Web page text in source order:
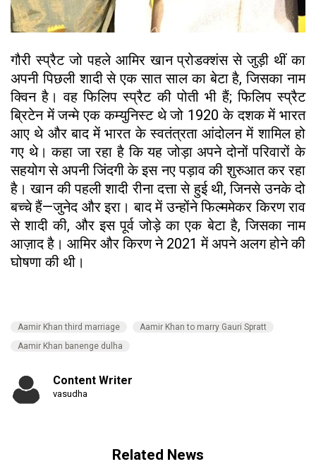
गौरी स्प्रैट जो पहले आमिर खान प्रोडक्शंस से जुड़ी थीं का
अपनी पिछली शादी से एक सात साल का बेटा है, जिसका नाम
क्विन है। वह फिलिप स्प्रैट की पोती भी हैं; फिलिप स्प्रैट
ब्रिटेन में जन्मे एक कम्युनिस्ट थे जो 1920 के दशक में भारत
आए थे और बाद में भारत के स्वतंत्रता आंदोलन में शामिल हो
गए थे। कहा जा रहा है कि यह जोड़ा अपने दोनों परिवारों के
सहयोग से अपनी जिंदगी के इस नए पड़ाव की शुरुआत कर रहा
है। खान की पहली शादी रीना दत्ता से हुई थी, जिनसे उनके दो
बच्चे हैं—जुनेद और इरा। बाद में उन्होंने फिल्ममेकर किरण राव
से शादी की, और इस पूर्व जोड़े का एक बेटा है, जिसका नाम
आज़ाद है। आमिर और किरण ने 2021 में अपने अलग होने की
घोषणा की थी।
Aamir Khan third marriage
Aamir Khan to marry Gauri Spratt
Aamir Khan banenge dulha
Content Writer
vasudha
Related News